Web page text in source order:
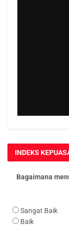
INDEKS
Bagaimana
Sangat Baik
Baik